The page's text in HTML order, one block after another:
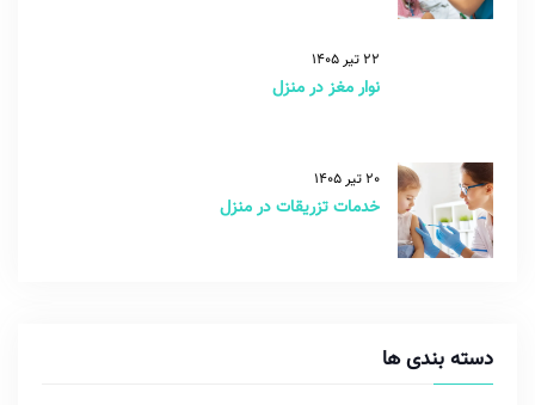
22 تیر 1405
نوار مغز در منزل
20 تیر 1405
خدمات تزریقات در منزل
دسته بندی ها